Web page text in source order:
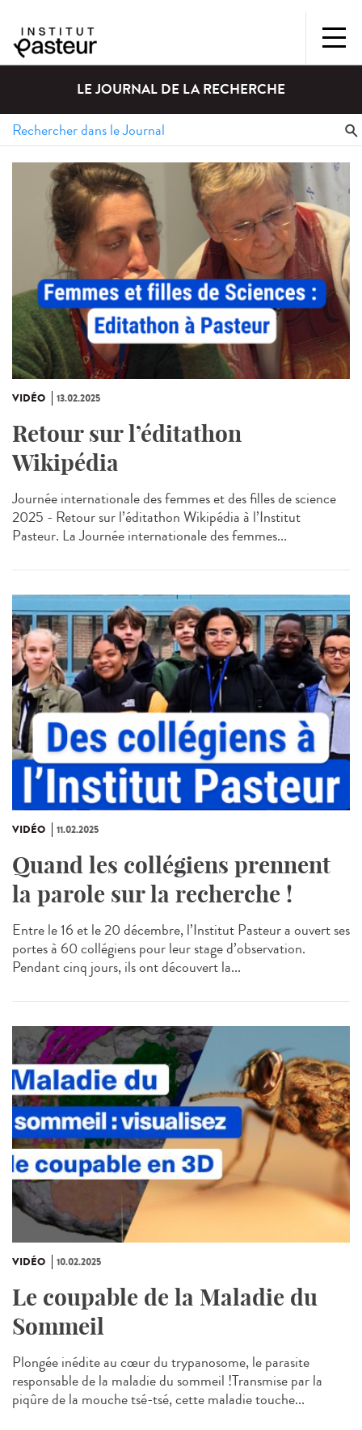
LE JOURNAL DE LA RECHERCHE
VIDÉO 13.02.2025
Retour sur l’éditathon
Wikipédia
Journée internationale des femmes et des filles de science
2025 - Retour sur l’éditathon Wikipédia à l’Institut
Pasteur. La Journée internationale des femmes...
VIDÉO 11.02.2025
Quand les collégiens prennent
la parole sur la recherche !
Entre le 16 et le 20 décembre, l’Institut Pasteur a ouvert ses
portes à 60 collégiens pour leur stage d’observation.
Pendant cinq jours, ils ont découvert la...
VIDÉO 10.02.2025
Le coupable de la Maladie du
Sommeil
Plongée inédite au cœur du trypanosome, le parasite
responsable de la maladie du sommeil !Transmise par la
piqûre de la mouche tsé-tsé, cette maladie touche...